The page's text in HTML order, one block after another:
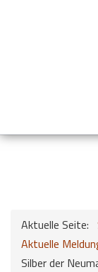
Aktuelle Seite:
Aktuelle
Silber der